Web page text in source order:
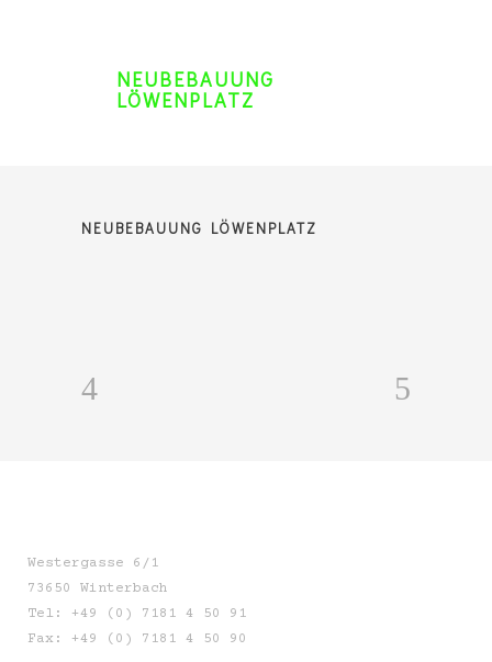
NEUBEBAUUNG
LÖWENPLATZ
NEUBEBAUUNG LÖWENPLATZ
Westergasse 6/1
73650 Winterbach
Tel: +49 (0) 7181 4 50 91
Fax: +49 (0) 7181 4 50 90